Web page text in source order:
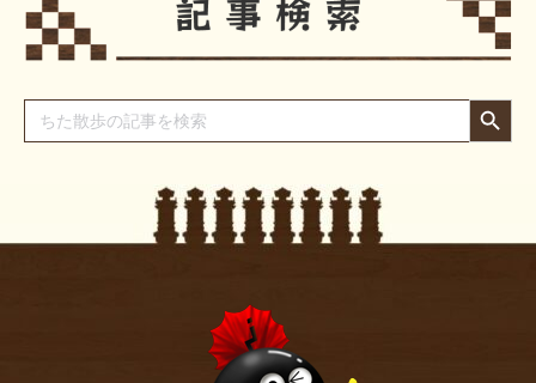
Search
for:
Search Button